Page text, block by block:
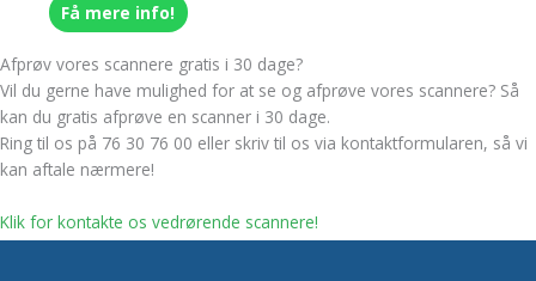
Få mere info!
Afprøv vores scannere gratis i 30 dage?
Vil du gerne have mulighed for at se og afprøve vores scannere? Så
kan du gratis afprøve en scanner i 30 dage.
Ring til os på 76 30 76 00 eller skriv til os via kontaktformularen, så vi
kan aftale nærmere!
Klik for kontakte os vedrørende scannere!